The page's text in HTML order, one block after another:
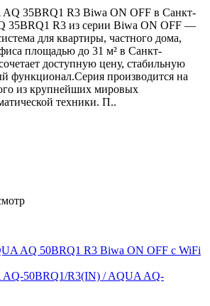
35BRQ1 R3 Biwa ON OFF в Санкт-
35BRQ1 R3 из серии Biwa ON OFF —
для квартиры, частного дома,
площадью до 31 м² в Санкт-
доступную цену, стабильную
функционал.Серия производится на
из крупнейших мировых
техники. П..
50BRQ1/R3(IN) / AQUA AQ-